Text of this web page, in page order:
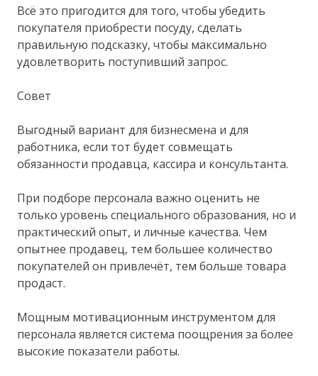
Всё это пригодится для того, чтобы убедить
покупателя приобрести посуду, сделать
правильную подсказку, чтобы максимально
удовлетворить поступивший запрос.
Совет
Выгодный вариант для бизнесмена и для
работника, если тот будет совмещать
обязанности продавца, кассира и консультанта.
При подборе персонала важно оценить не
только уровень специального образования, но и
практический опыт, и личные качества. Чем
опытнее продавец, тем большее количество
покупателей он привлечёт, тем больше товара
продаст.
Мощным мотивационным инструментом для
персонала является система поощрения за более
высокие показатели работы.